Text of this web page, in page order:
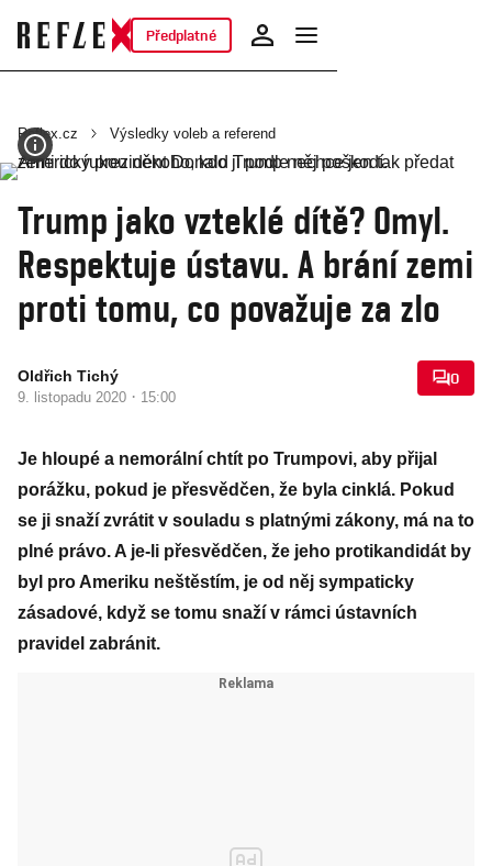
Předplatné
Reflex.cz Výsledky voleb a referend
Trump jako vzteklé dítě? Omyl.
Respektuje ústavu. A brání zemi
proti tomu, co považuje za zlo
Oldřich Tichý
9. listopadu 2020 · 15:00
0
Je hloupé a nemorální chtít po Trumpovi, aby přijal
porážku, pokud je přesvědčen, že byla cinklá. Pokud
se ji snaží zvrátit v souladu s platnými zákony, má na to
plné právo. A je-li přesvědčen, že jeho protikandidát by
byl pro Ameriku neštěstím, je od něj sympaticky
zásadové, když se tomu snaží v rámci ústavních
pravidel zabránit.